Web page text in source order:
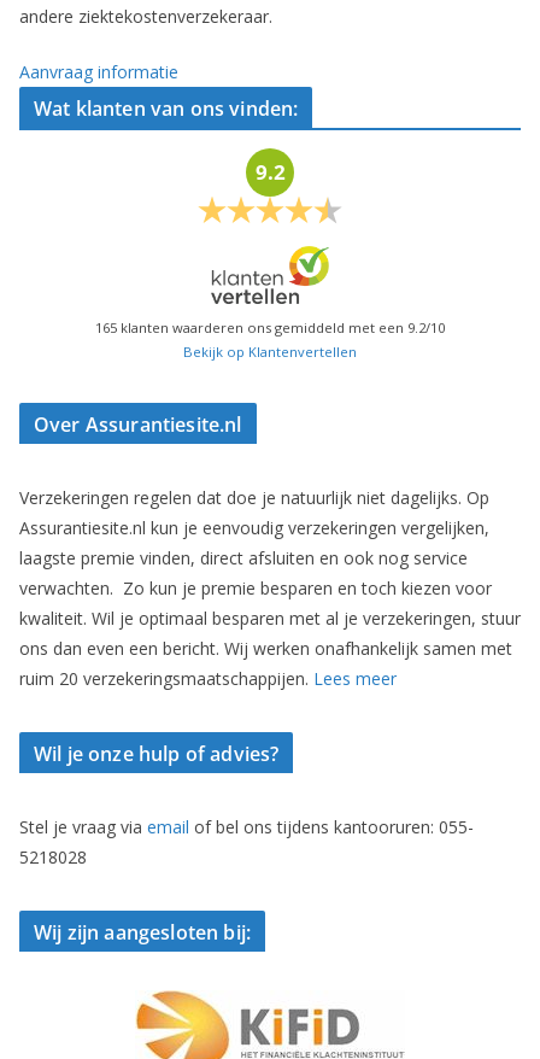
andere ziektekostenverzekeraar.
Aanvraag informatie
Wat klanten van ons vinden:
9.2
165 klanten waarderen ons gemiddeld met een 9.2/10
Bekijk op Klantenvertellen
Over Assurantiesite.nl
Verzekeringen regelen dat doe je natuurlijk niet dagelijks. Op
Assurantiesite.nl kun je eenvoudig verzekeringen vergelijken,
laagste premie vinden, direct afsluiten en ook nog service
verwachten. Zo kun je premie besparen en toch kiezen voor
kwaliteit. Wil je optimaal besparen met al je verzekeringen, stuur
ons dan even een bericht. Wij werken onafhankelijk samen met
ruim 20 verzekeringsmaatschappijen. Lees meer
Wil je onze hulp of advies?
Stel je vraag via email of bel ons tijdens kantooruren: 055-
5218028
Wij zijn aangesloten bij: